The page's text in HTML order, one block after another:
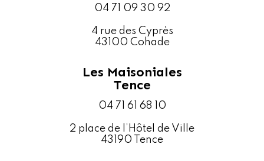
04 71 09 30 92
4 rue des Cyprès
43100 Cohade
Les Maisoniales
Tence
04 71 61 68 10
2 place de l’Hôtel de Ville
43190 Tence